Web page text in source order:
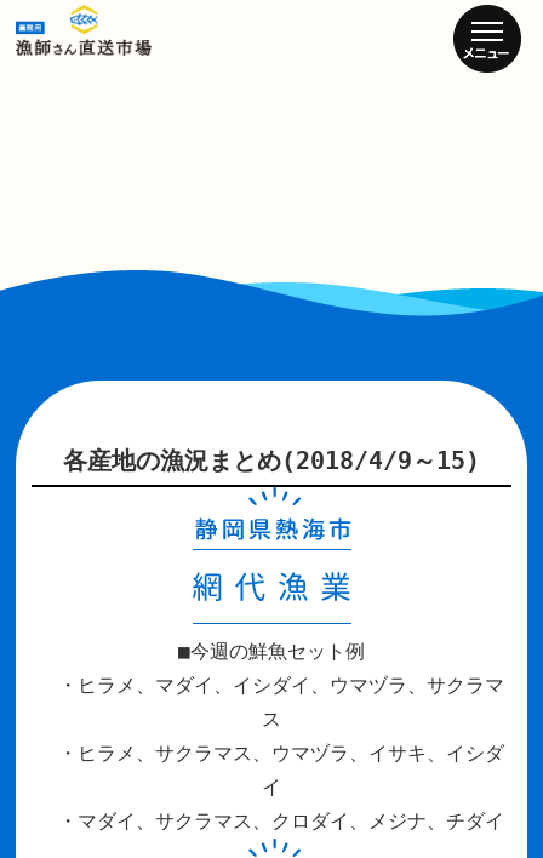
各産地の漁況まとめ(2018/4/9～15)
■今週の鮮魚セット例
・ヒラメ、マダイ、イシダイ、ウマヅラ、サクラマ
ス
・ヒラメ、サクラマス、ウマヅラ、イサキ、イシダ
イ
・マダイ、サクラマス、クロダイ、メジナ、チダイ